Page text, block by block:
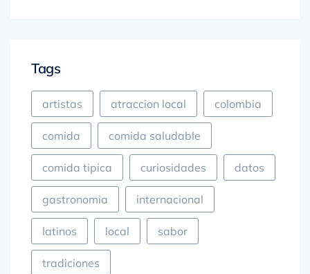
artistas atraccion local colombia
comida comida saludable
comida tipica curiosidades datos
gastronomia internacional
latinos local sabor
tradiciones